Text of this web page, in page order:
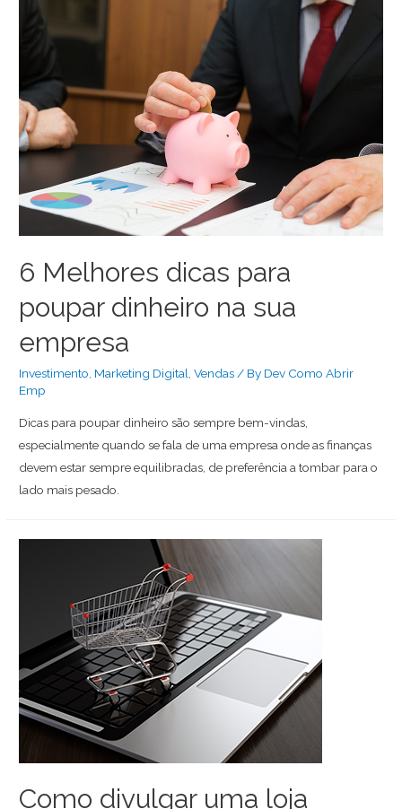
6 Melhores dicas para
poupar dinheiro na sua
empresa
Investimento Marketing Digital ,Vendas / By Dev Como Abrir
Emp
Dicas para poupar dinheiro são sempre bem-vindas,
especialmente quando se fala de uma empresa onde as finanças
devem estar sempre equilibradas, de preferência a tombar para o
lado mais pesado.
Como divulgar uma loja